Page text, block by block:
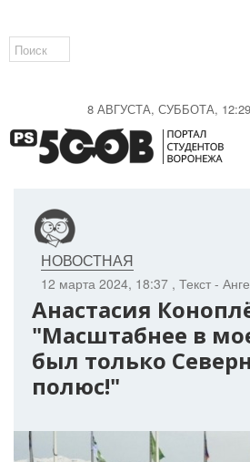
8 АВГУСТА, СУББОТА,
12 марта 2024, 18:37 , Текст -
НОВОСТНАЯ
Анастасия
"Масштабнее в
был только
полюс!"